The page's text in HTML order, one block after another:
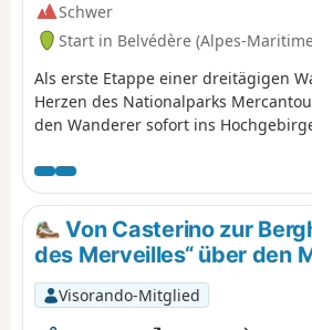
Schwer
Start in Belvédère (Alpes-
Als erste Etappe einer dreitägigen
Herzen des Nationalparks
den Wanderer sofort ins
de l'Arpette. Auf dem Programm:
durch das Vallon des Verrairiers
aus, Überquerung des Pas du Trem
der mythischen Cime du Diable
Abstieg entlang einer Reihe von
Diable, Lac de la Muta, Lac du Trem,
Lac Long Supérieur und zur Refuge
Von Casterino zur
des Merveilles“ über den
Visorando-Mitglied